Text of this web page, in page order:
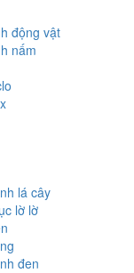
động vật
nấm
lá cây
lờ lờ
đen